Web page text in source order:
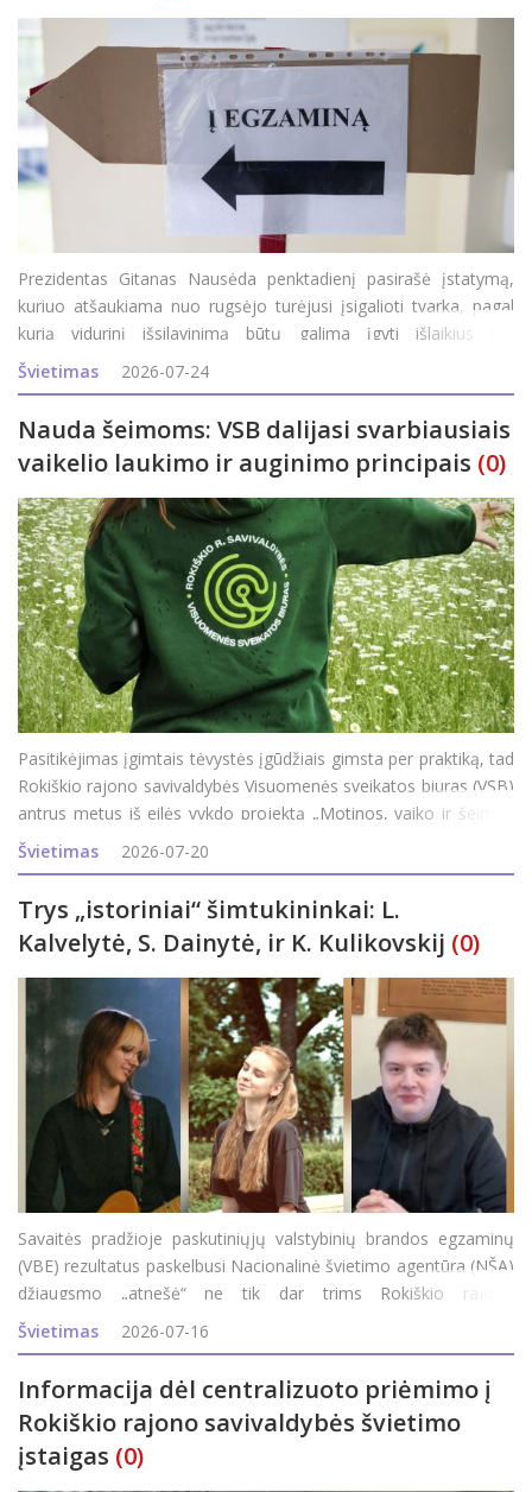
Prezidentas Gitanas Nausėda penktadienį pasirašė įstatymą,
kuriuo atšaukiama nuo rugsėjo turėjusi įsigalioti tvarka, pagal
kurią vidurinį išsilavinimą būtų galima įgyti išlaikius tris
valstybinius brandos egzaminus. Apie tai penktadienį patvirtino
Prezidentūra.&nb
Švietimas 2026-07-24
Nauda šeimoms: VSB dalijasi svarbiausiais
vaikelio laukimo ir auginimo principais (0)
Pasitikėjimas įgimtais tėvystės įgūdžiais gimsta per praktiką, tad
Rokiškio rajono savivaldybės Visuomenės sveikatos biuras (VSB)
antrus metus iš eilės vykdo projektą „Motinos, vaiko ir šeimos
sveikatos stiprinimas“ ir rajono šeimas kviečia dalyvauti
programoj
Švietimas 2026-07-20
Trys „istoriniai“ šimtukininkai: L.
Kalvelytė, S. Dainytė, ir K. Kulikovskij (0)
Savaitės pradžioje paskutiniųjų valstybinių brandos egzaminų
(VBE) rezultatus paskelbusi Nacionalinė švietimo agentūra (NŠA)
džiaugsmo „atnešė“ ne tik dar trims Rokiškio rajono
abiturientams, bet ir visam rajonui, nes iki šių rezultatų
paskelbimo Roki&s
Švietimas 2026-07-16
Informacija dėl centralizuoto priėmimo į
Rokiškio rajono savivaldybės švietimo
įstaigas (0)